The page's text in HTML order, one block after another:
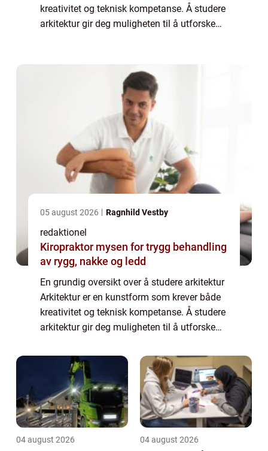
kreativitet og teknisk kompetanse. Å studere
arkitektur gir deg muligheten til å utforske
05 august 2026 Ragnhild Vestby
redaktionel
Kiropraktor mysen for trygg behandling
av rygg, nakke og ledd
En grundig oversikt over å studere arkitektur
Arkitektur er en kunstform som krever både
kreativitet og teknisk kompetanse. Å studere
arkitektur gir deg muligheten til å utforske
som du lærer om bygging og...
04 august 2026 04 august 2026